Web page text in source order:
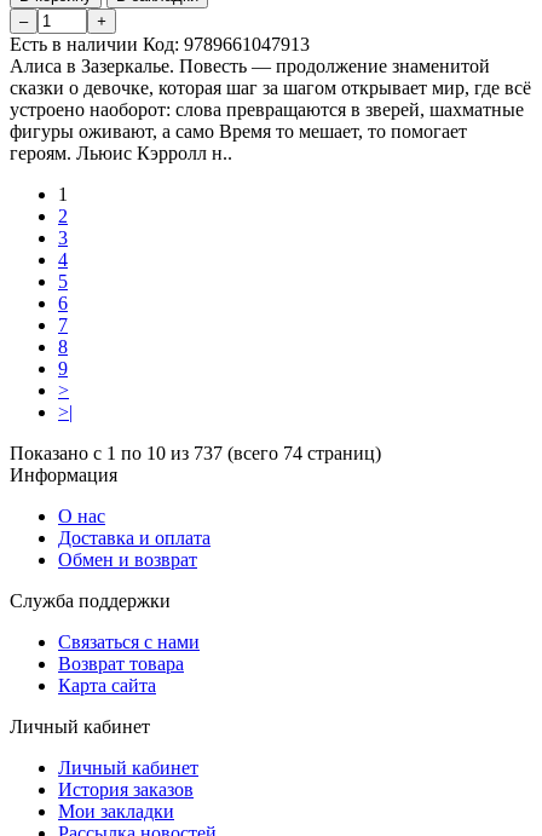
–
+
Есть в наличии Код: 9789661047913
Алиса в Зазеркалье. Повесть — продолжение знаменитой
сказки о девочке, которая шаг за шагом открывает мир, где всё
устроено наоборот: слова превращаются в зверей, шахматные
фигуры оживают, а само Время то мешает, то помогает
героям. Льюис Кэрролл н..
1
2
3
4
5
6
7
8
9
>
>|
Показано с 1 по 10 из 737 (всего 74 страниц)
Информация
О нас
Доставка и оплата
Обмен и возврат
Служба поддержки
Связаться с нами
Возврат товара
Карта сайта
Личный кабинет
Личный кабинет
История заказов
Мои закладки